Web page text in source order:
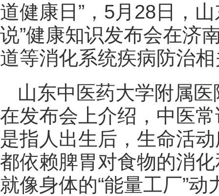
道健康日”，5月28日，
说”健康知识发布会在济
道等消化系统疾病防治
山东中医药大学附属
在发布会上介绍，中医
是指人出生后，生命活
都依赖脾胃对食物的消
就像身体的“能量工厂”